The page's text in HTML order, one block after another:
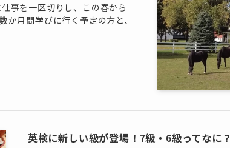
事を一区切りし、この春から
月間学びに行く予定の方と、
英検に新しい級が登場！7級・6級ってなに？